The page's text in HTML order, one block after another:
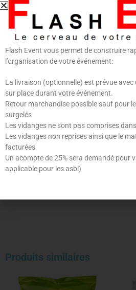
Nom * E-
Enregistrer mon nom, mon e-
le navigateur pour mon
Produits similaires
Flash Event vous permet de construire
l’organisation de votre événement:
La livraison (optionnelle) est prévue
sur place durant votre événement.
Retour marchandise possible sauf pour
surgelés
Les vidanges ne sont pas comprises
Les vidanges non reprises ainsi que le
facturées
Un acompte de 25% sera demandé pour
applicable pour les asbl)